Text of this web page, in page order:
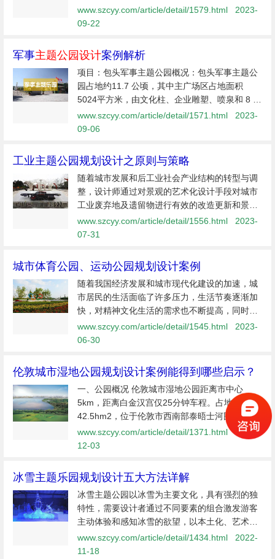
野，在宣扬爱国教育、传播红色文化及建立民族
自信等方面有着重要作用。军事主题公园的规划
www.szcyy.com/article/detail/1579.html
2023-
09-22
军事主题公园设计案例解析
项目：包头军事主题公园概况：包头军事主题公
园占地约11.7 公顷，其中主广场区占地面积
5024平方米，由文化柱、企业雕塑、喷泉和 8 个
蒙古骑士雕像组成；兵器陈列区位于场地南侧，
是兵器城核心组成部分。其他还有八一广场、游
www.szcyy.com/article/detail/1571.html
2023-
09-06
工业主题公园规划设计之原则与策略
随着城市发展和后工业社会产业结构的转型与调
整，设计师通过对景观的艺术化设计手段对城市
工业废弃地及遗留物进行有效的改造更新和景观
再生，规划设计出具有特色的工业主题公园是实
现综合效益的科学有效途径之一。这样能更好地
www.szcyy.com/article/detail/1556.html
2023-
07-31
城市体育公园、运动公园规划设计案例
随着我国经济发展和城市现代化建设的加速，城
市居民的生活面临了许多压力，生活节奏逐渐加
快，对精神文化生活的需求也不断提高，同时在
我国发达地区有超过50%以上的人群长期处于亚
健康状态，他们对于自然的需求及户外体育运动
www.szcyy.com/article/detail/1545.html
2023-
06-30
伦敦城市湿地公园规划设计案例能得到哪些启示？
一、公园概况 伦敦城市湿地公园距离市中心
5km，距离白金汉宫仅25分钟车程。占地
42.5hm2，位于伦敦市西南部泰晤士河围绕着的
一个半岛状地带：巴·艾尔姆(BarnElms)区中。伦
敦城市湿地公园是现今欧洲最大的城市人工湿地
www.szcyy.com/article/detail/1371.html
2022-
12-03
冰雪主题乐园规划设计五大方法详解
冰雪主题公园以冰雪为主要文化，具有强烈的独
特性，需要设计者通过不同要素的组合激发游客
主动体验和感知冰雪的欲望，以本土化、艺术化
的设计语言来对冰雪文化这一主题进行重点诠
释。鉴于此，创艺园归纳总结了以下冰雪主题乐
www.szcyy.com/article/detail/1434.html
2022-
11-18